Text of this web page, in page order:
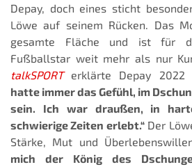
Depay, doch eines sticht
Löwe auf seinem Rücken. Das
gesamte Fläche und ist für
Fußballstar weit mehr als nur
talkSPORTerklärte Depay 2022
hatte immer das Gefühl, im
sein. Ich war draußen, in
schwierige Zeiten erlebt.“Der
Stärke, Mut und
mich der König des